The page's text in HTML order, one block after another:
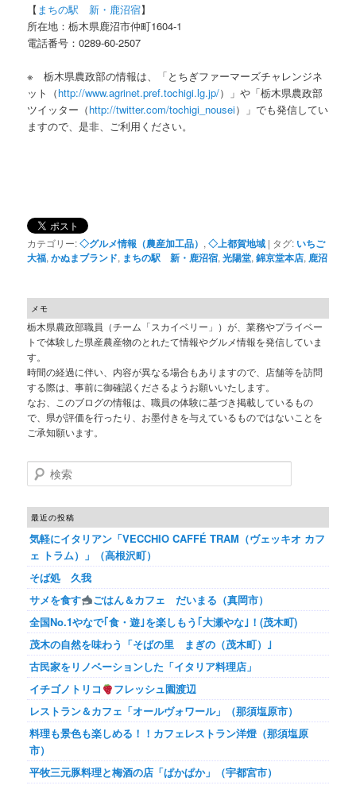
【 まちの駅 新・鹿沼宿】
所在地：栃木県鹿沼市仲町1604-1
電話番号：0289-60-2507
※ 栃木県農政部の情報は、「とちぎファーマーズチャレンジネ
ット（http://www.agrinet.pref.tochigi.lg.jp/）」や「栃木県農政部
ツイッター（http://twitter.com/tochigi_nousei）」でも発信してい
ますので、是非、ご利用ください。
カテゴリー:◇グルメ情報（農産加工品） ,◇上都賀地域 | タグ: いちご
大福,かぬまブランド, まちの駅 新・鹿沼宿,光陽堂,錦京堂本店, 鹿沼
メモ
栃木県農政部職員（チーム「スカイベリー」）が、業務やプライベー
トで体験した県産農産物のとれたて情報やグルメ情報を発信していま
す。
時間の経過に伴い、内容が異なる場合もありますので、店舗等を訪問
する際は、事前に御確認くださるようお願いいたします。
なお、このブログの情報は、職員の体験に基づき掲載しているもの
で、県が評価を行ったり、お墨付きを与えているものではないことを
ご承知願います。
検索
最近の投稿
気軽にイタリアン「VECCHIO CAFFÉ TRAM（ヴェッキオ カフ
ェ トラム）」（高根沢町）
そば処 久我
サメを食す
ごはん＆カフェ だいまる（真岡市）
全国No.1やなで｢食・遊｣を楽しもう｢大瀬やな｣！(茂木町)
茂木の自然を味わう「そばの里 まぎの（茂木町）｣
古民家をリノベーションした「イタリア料理店」
イチゴノトリコ
フレッシュ園渡辺
レストラン＆カフェ「オールヴォワール」（那須塩原市）
料理も景色も楽しめる！！カフェレストラン洋燈（那須塩原
市）
平牧三元豚料理と梅酒の店「ぱかぱか」（宇都宮市）